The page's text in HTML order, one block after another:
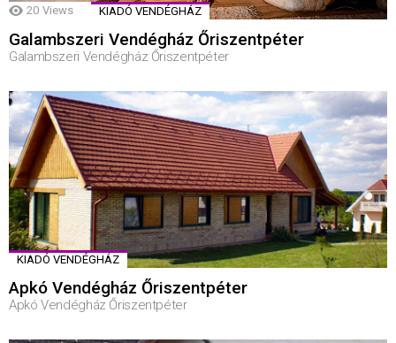
20 Views KIADÓ VENDÉGHÁZ
Galambszeri Vendégház Őriszentpéter
Galambszeri Vendégház Őriszentpéter
KIADÓ VENDÉGHÁZ
Apkó Vendégház Őriszentpéter
Apkó Vendégház Őriszentpéter